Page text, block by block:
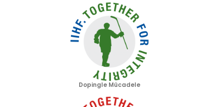
Dopingle Mücadele